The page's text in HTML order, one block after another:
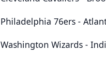
Philadelphia 76ers -
Washington Wizards -